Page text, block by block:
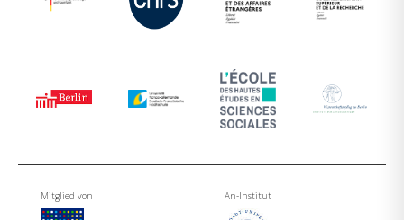
Mitglied von An-Institut